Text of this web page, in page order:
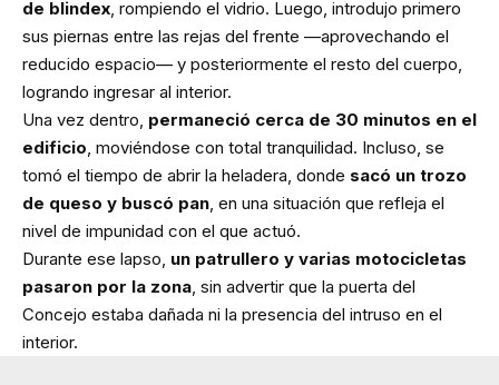
de blindex , rompiendo el vidrio. Luego, introdujo primero
sus piernas entre las rejas del frente —aprovechando el
reducido espacio— y posteriormente el resto del cuerpo,
logrando ingresar al interior.
Una vez dentro, permaneció cerca de 30 minutos en el
edificio , moviéndose con total tranquilidad. Incluso, se
tomó el tiempo de abrir la heladera, donde sacó un trozo
de queso y buscó pan , en una situación que refleja el
nivel de impunidad con el que actuó.
Durante ese lapso, un patrullero y varias motocicletas
pasaron por la zona , sin advertir que la puerta del
Concejo estaba dañada ni la presencia del intruso en el
interior.